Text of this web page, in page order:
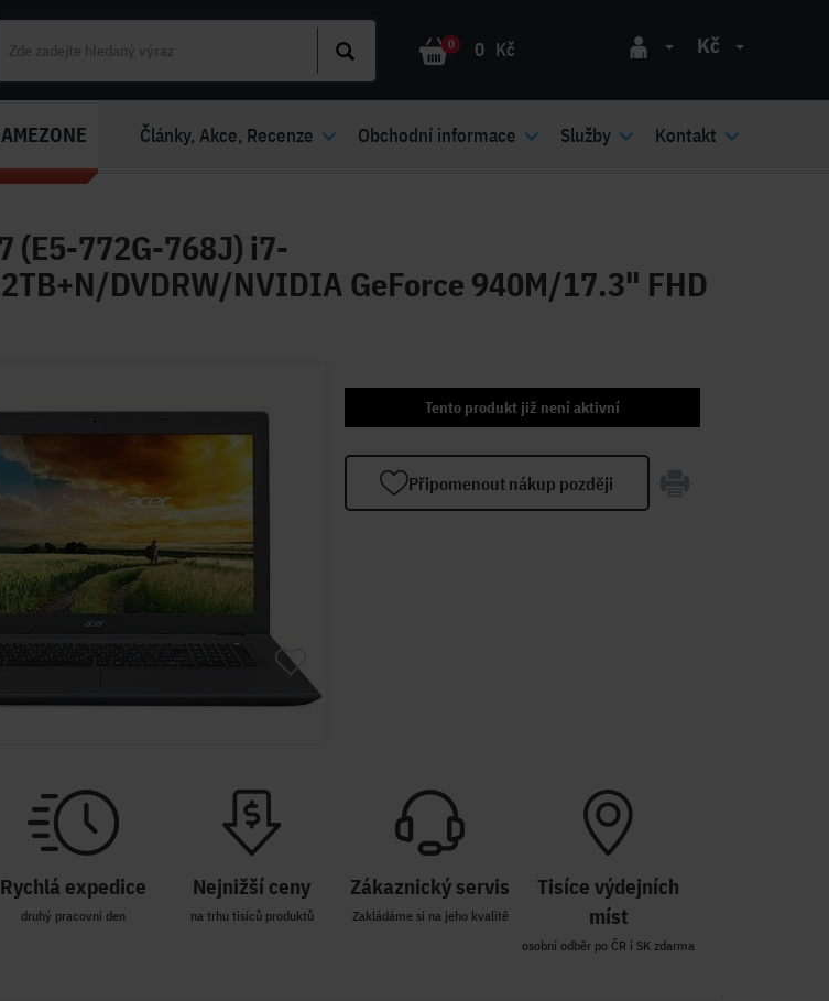
0 0 Kč Kč
Články, Akce, Recenze Obchodní informace Služby Kontakt
(E5-772G-768J) i7-
DVDRW/NVIDIA GeForce 940M/17.3" FHD
Tento produkt již není aktivní
Připomenout nákup později
Rychlá expedice
druhý pracovní den
Nejnižší ceny
na trhu tisíců produktů
Zákaznický servis
Zakládáme si na jeho kvalitě
Tisíce výdejních
míst
osobní odběr po ČR i SK zdarma